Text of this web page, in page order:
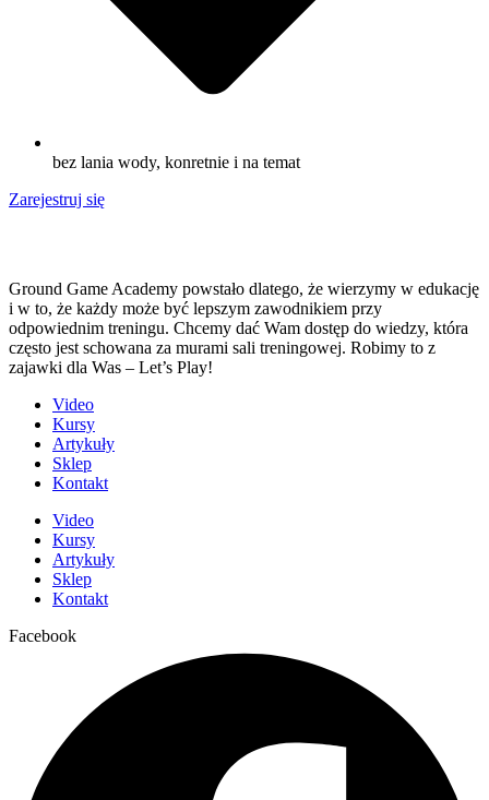
bez lania wody, konretnie i na temat
Zarejestruj się
Ground Game Academy powstało dlatego, że wierzymy w edukację
i w to, że każdy może być lepszym zawodnikiem przy
odpowiednim treningu. Chcemy dać Wam dostęp do wiedzy, która
często jest schowana za murami sali treningowej. Robimy to z
zajawki dla Was – Let’s Play!
Video
Kursy
Artykuły
Sklep
Kontakt
Video
Kursy
Artykuły
Sklep
Kontakt
Facebook